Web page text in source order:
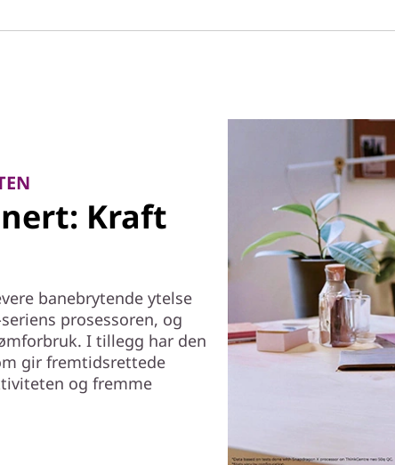
Kraft
banebrytende ytelse
prosessoren, og
I tillegg har den
gir fremtidsrettede
og fremme